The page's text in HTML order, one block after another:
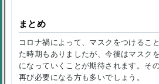
まとめ
コロナ禍によって、マスクをつけるこ
た時期もありましたが、今後はマスク
になっていくことが期待されます。そ
再び必要になる方も多いでしょう。